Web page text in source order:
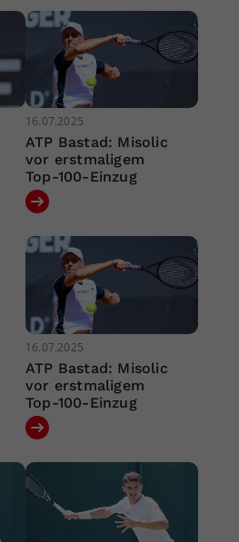
16.07.2025
ATP Bastad: Misolic
vor erstmaligem
Top-100-Einzug
16.07.2025
ATP Bastad: Misolic
vor erstmaligem
Top-100-Einzug